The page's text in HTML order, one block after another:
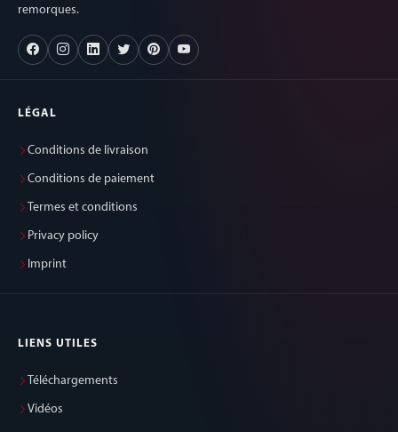
remorques.
LÉGAL
Conditions de livraison
Conditions de paiement
Termes et conditions
Privacy policy
Imprint
LIENS UTILES
Téléchargements
Vidéos